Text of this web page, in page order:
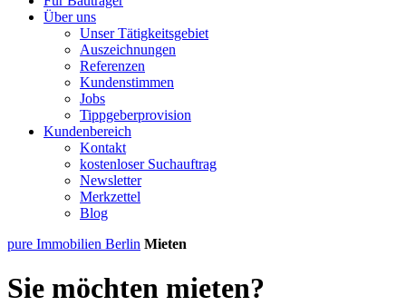
Über uns
Unser Tätigkeitsgebiet
Auszeichnungen
Referenzen
Kundenstimmen
Jobs
Tippgeberprovision
Kundenbereich
Kontakt
kostenloser Suchauftrag
Newsletter
Merkzettel
Blog
pure Immobilien Berlin Mieten
Sie möchten mieten?